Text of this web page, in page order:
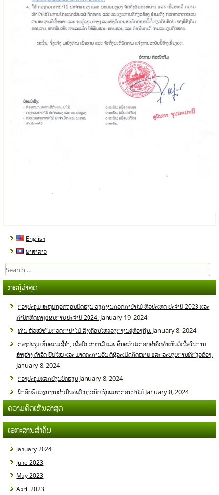
English
ພາສາລາວ
Search
for:
ກະທູ້ລ່າສຸດ
ກອງປະຊຸມ ສະຫຼຸບຖອດຖອນບົດຮຽນ ວຽກງານກວດກາປ່າໄມ້ ທົ່ວປະເທດ ປະຈໍາປີ 2023 ແລະ
ກໍານົດທິດທາງແຜນການ ປະຈໍາປີ 2024. January 19, 2024
ທ່ານ ຫົວໜ້າກົມກວດກາປ່າໄມ້ ລົງເຄື່ອນໄຫວວຽກງານຢູ່ທ້ອງຖິ່ນ. January 8, 2024
ກອງປະຊຸມ ຂັ້ນຄະນະຊີ້ນໍາ, ເພື່ອປຶກສາຫາລື ແລະ ຄົ້ນຄວ້າປະກອບຄໍາຄິດຄໍາເຫັນຕໍ່ເນື້ອໃນການ
ສ້າງຮ່າງ ດໍາລັດ ປັບໃໝ ແລະ ມາດຕະການອື່ນ ຕໍ່ຜູ້ລະເມີດກົດໝາຍ ແລະ ລະບຽບການທີ່ກ່ຽວຂ້ອງ.
January 8, 2024
ກອງປະຊຸມແລກປ່ຽນບົດຮຽນ January 8, 2024
ຝຶກອົບຮົມວຽກງານດໍາເນີນຄະດີ ກ່ຽວກັບ ຊັບພະຍາກອນປ່າໄມ້ January 8, 2024
ຄວາມຄິດເຫັນລ່າສຸດ
ເອກະສານສຳຄັນ
January 2024
June 2023
May 2023
April 2023